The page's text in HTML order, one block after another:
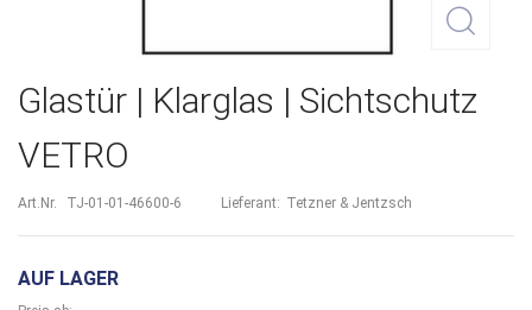
Zum
der
Bildergalerie
springen
Glastür | Klarglas | Sichtschutz
VETRO
Art.Nr. TJ-01-01-46600-6 Lieferant: Tetzner & Jentzsch
AUF LAGER